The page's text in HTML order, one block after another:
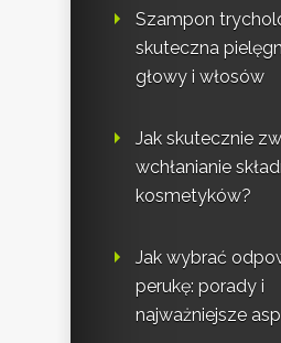
Szampon
skuteczna
głowy i włosów
Jak skutecznie
wchłanianie
kosmetyków?
Jak wybrać
perukę: porady i
najważniejsze